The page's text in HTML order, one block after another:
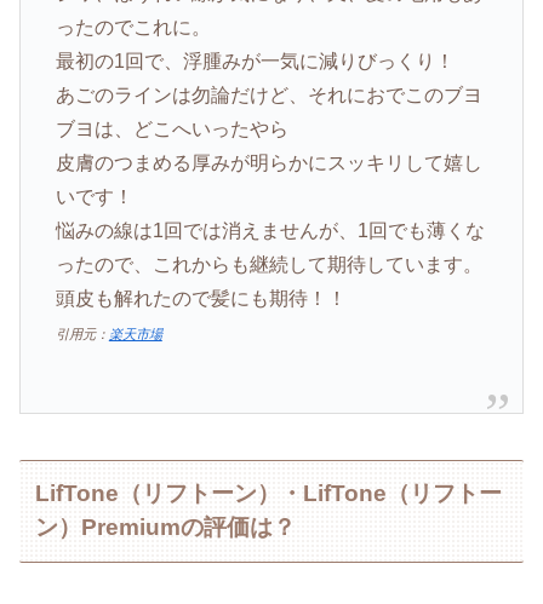
ったのでこれに。
最初の1回で、浮腫みが一気に減りびっくり！
あごのラインは勿論だけど、それにおでこのブヨ
ブヨは、どこへいったやら
皮膚のつまめる厚みが明らかにスッキリして嬉し
いです！
悩みの線は1回では消えませんが、1回でも薄くな
ったので、これからも継続して期待しています。
頭皮も解れたので髪にも期待！！
引用元： 楽天市場
LifTone（リフトーン）・LifTone（リフトー
ン）Premiumの評価は？